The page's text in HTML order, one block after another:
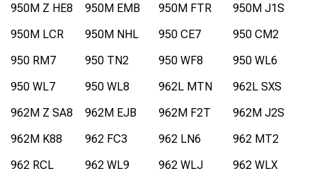
950M Z HE8
950M EMB 950M FTR
950M J1S
950M LCR
950M NHL 950 CE7
950 CM2
950 RM7
950 TN2 950 WF8
950 WL6
950 WL7
950 WL8 962L MTN
962L SXS
962M Z SA8
962M EJB 962M F2T
962M J2S
962M K88
962 FC3 962 LN6
962 MT2
962 RCL
962 WL9 962 WLJ
962 WLX